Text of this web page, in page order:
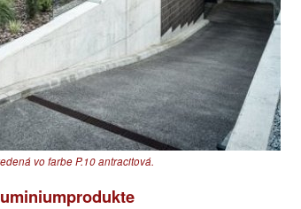
vo farbe P.10 antracitová.